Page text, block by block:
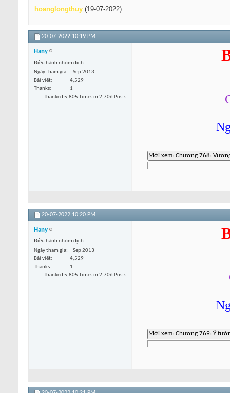
hoanglongthuy (19-07-2022)
20-07-2022 10:19 PM
Hany
Điều hành nhóm dịch
Ngày tham gia
Sep 2013
Bài viết
4,529
Thanks
1
Thanked 5,805 Times in 2,706 Posts
20-07-2022 10:20 PM
Hany
Điều hành nhóm dịch
Ngày tham gia
Sep 2013
Bài viết
4,529
Thanks
1
Thanked 5,805 Times in 2,706 Posts